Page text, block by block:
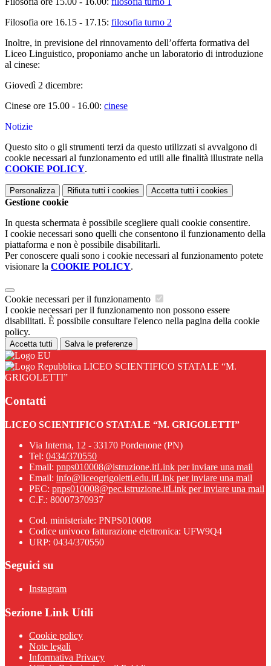
Filosofia ore 16.15 - 17.15: filosofia turno 2
Inoltre, in previsione del rinnovamento dell’offerta formativa del
Liceo Linguistico, proponiamo anche un laboratorio di introduzione
al cinese:
Giovedì 2 dicembre:
Cinese ore 15.00 - 16.00: cinese
Notizie
Questo sito o gli strumenti terzi da questo utilizzati si avvalgono di
cookie necessari al funzionamento ed utili alle finalità illustrate nella
COOKIE POLICY.
Personalizza Rifiuta tutti i cookies Accetta tutti i cookies
Gestione cookie
In questa schermata è possibile scegliere quali cookie consentire.
I cookie necessari sono quelli che consentono il funzionamento della
piattaforma e non è possibile disabilitarli.
Per conoscere quali sono i cookie necessari al funzionamento potete
visionare la COOKIE POLICY.
Cookie necessari per il funzionamento
I cookie necessari per il funzionamento non possono essere
disabilitati. È possibile consultare l'elenco nella pagina della cookie
policy.
Accetta tutti Salva le preferenze
LICEO SCIENTIFICO STATALE “M.
GRIGOLETTI”
Contatti
LICEO SCIENTIFICO STATALE “M. GRIGOLETTI”
Via Interna, 12 - 33170 Pordenone (PN)
Tel: 0434/370550
Email: pnps010008@istruzione.itLink per inviare una mail
Email: info@liceogrigoletti.edu.itLink per inviare una mail
PEC: pnps010008@pec.istruzione.itLink per inviare una mail
C.F.: 80007370937
Cod. ministeriale: PNPS010008
Codice univoco fatturazione elettronica: UFW9Q4
URP: 0434/370550
Seguici su
Instagram
Sezione Link Utili
Cookie policy
Note legali
Informativa Privacy